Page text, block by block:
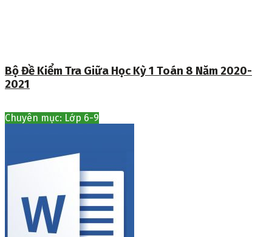
Bộ Đề Kiểm Tra Giữa Học Kỳ 1 Toán 8 Năm 2020-
2021
Chuyên mục: Lớp 6-9